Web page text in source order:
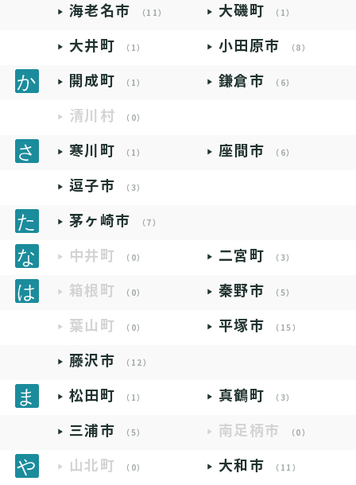
海老名市 （11） 大磯町 （1）
大井町 （1） 小田原市 （8）
開成町 （1） 鎌倉市 （6）
清川村 （0）
寒川町 （1） 座間市 （6）
逗子市 （3）
茅ヶ崎市 （7）
中井町 （0） 二宮町 （3）
箱根町 （0） 秦野市 （5）
葉山町 （0） 平塚市 （15）
藤沢市 （12）
松田町 （1） 真鶴町 （3）
三浦市 （5） 南足柄市 （0）
山北町 （0） 大和市 （11）